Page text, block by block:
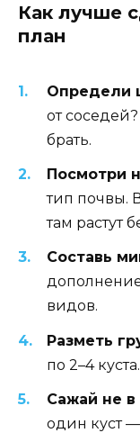
Как лучше
план
Определи
от
брать.
Посмотри
тип почвы.
там растут
Составь
видов.
Разметь
по 2–4
Сажай не в
один куст